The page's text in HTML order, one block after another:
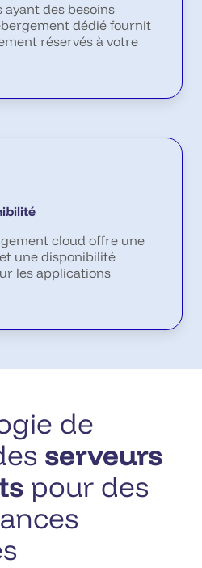
des besoins
dédié fournit
réservés à votre
cloud offre une
une disponibilité
les applications
de
serveurs
pour des